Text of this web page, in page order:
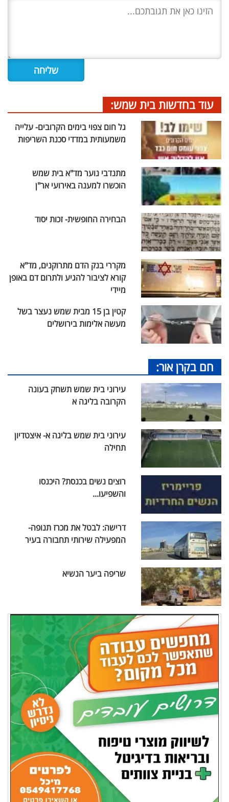
עוד בחדשות בית שמש:
גל חום צפוי בימים הקרובים- עלייה
משמעותית במדדי סכנת השריפות
מתנדבי נוער מד"א בית שמש
הוכשרו למענה באירועי אר"ן
הבחירה החופשית- זכות יסוד
מקררי בנק הדם מתרוקנים, מד"א
קורא לציבור להגיע ולתרום דם באופן
מיידי
קטין בן 15 מבית שמש נעצר בשל
מעשה אלימות בירושלים
חם בקרן אור:
עירוני בית שמש תשחק בעונה
הקרובה בליגה א
עירוני בית שמש בליגה א- איצטדיון
תחילה
רוצים נשים בכנסת? היכנסו
והשפיעו...
דרישה: לבטל את מכרז תנופה-
המפעילה שירותי תחבורה בעיר
שריפה ביער הנשיא